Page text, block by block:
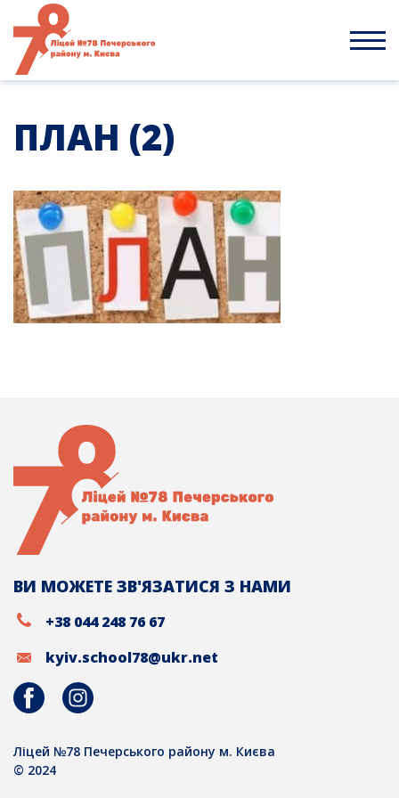
content
ПЛАН (2)
ВИ МОЖЕТЕ ЗВ'ЯЗАТИСЯ З НАМИ
+38 044 248 76 67
kyiv.school78@ukr.net
Ліцей №78 Печерського району м. Києва
© 2024